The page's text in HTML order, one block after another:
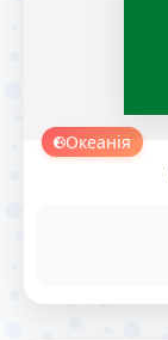
Океанія